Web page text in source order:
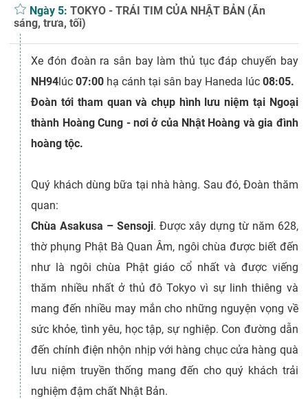
Ngày 5:TOKYO - TRÁI TIM CỦA NHẬT BẢN (Ăn
sáng, trưa, tối)
Xe đón đoàn ra sân bay làm thủ tục đáp chuyến bay
NH94 lúc 07:00 hạ cánh tại sân bay Haneda lúc08:05.
Đoàntới tham quan và chụp hình lưu niệm tại Ngoại
thành Hoàng Cung - nơi ở của Nhật Hoàng và gia đình
hoàng tộc.
Quý khách dùng bữa tại nhà hàng. Sau đó, Đoàn thăm
quan:
Chùa Asakusa – Sensoji. Được xây dựng từ năm 628,
thờ phụng Phật Bà Quan Âm, ngôi chùa được biết đến
như là ngôi chùa Phật giáo cổ nhất và được viếng
thăm nhiều nhất ở thủ đô Tokyo vì sự linh thiêng và
mang đến nhiều may mắn cho những nguyện vọng về
sức khỏe, tình yêu, học tập, sự nghiệp. Con đường dẫn
đến chính điện nhộn nhịp với hàng chục cửa hàng quà
lưu niệm truyền thống mang đến cho quý khách trải
nghiệm đậm chất Nhật Bản.